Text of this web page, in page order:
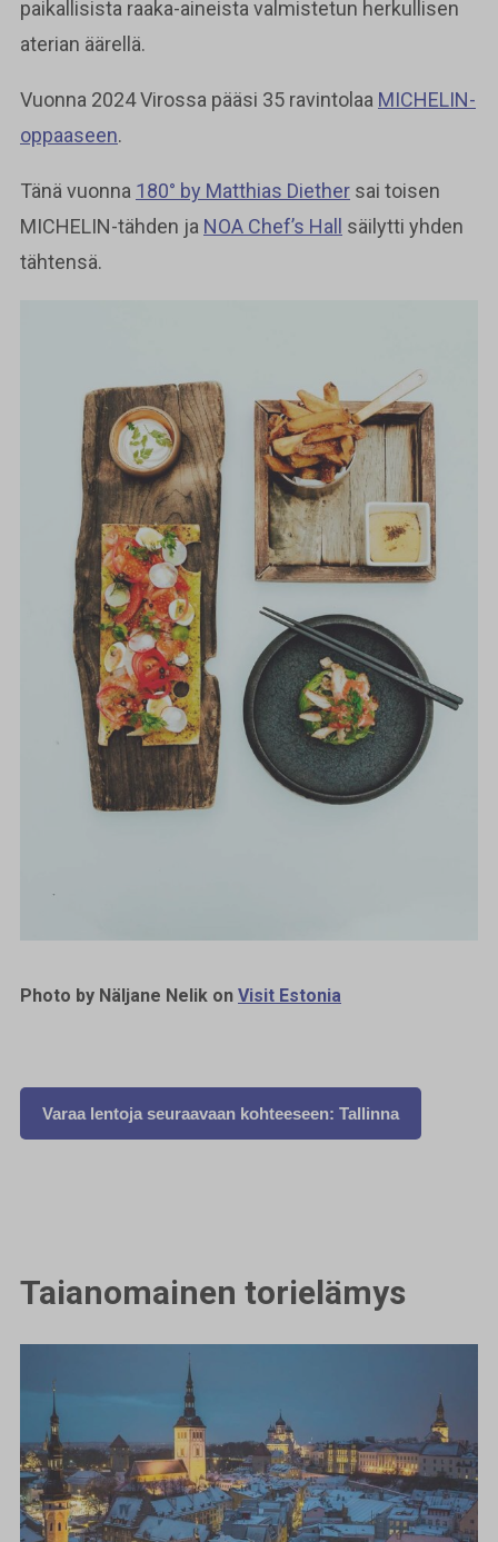
paikallisista raaka-aineista valmistetun herkullisen
aterian äärellä.
Vuonna 2024 Virossa pääsi 35 ravintolaa MICHELIN-
oppaaseen.
Tänä vuonna 180° by Matthias Diether sai toisen
MICHELIN-tähden ja NOA Chef’s Hall säilytti yhden
tähtensä.
Photo by Näljane Nelik on Visit Estonia
Varaa lentoja seuraavaan kohteeseen: Tallinna
Taianomainen torielämys